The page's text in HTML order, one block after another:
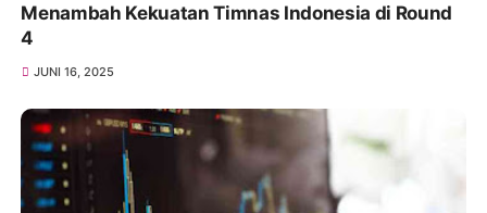
Menambah Kekuatan Timnas Indonesia di Round
4
JUNI 16, 2025